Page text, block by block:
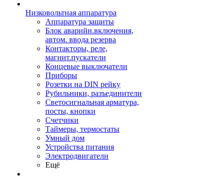
Низковольтная аппаратура
Аппаратура защиты
Блок аварийн.включения,
автом. ввода резерва
Контакторы, реле,
магнит.пускатели
Концевые выключатели
Приборы
Розетки на DIN рейку
Рубильники, разъединители
Светосигнальная арматура,
посты, кнопки
Счетчики
Таймеры, термостаты
Умный дом
Устройства питания
Электродвигатели
Ещё